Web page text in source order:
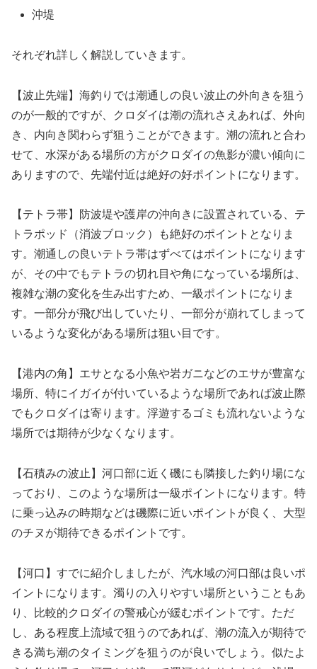
沖堤
それぞれ詳しく解説していきます。
【波止先端】海釣りでは潮通しの良い波止の外向きを狙う
のが一般的ですが、クロダイは潮の流れさえあれば、外向
き、内向き関わらず狙うことができます。潮の流れと合わ
せて、水深がある場所の方がクロダイの魚影が濃い傾向に
ありますので、先端付近は絶好の好ポイントになります。
【テトラ帯】防波堤や護岸の沖向きに設置されている、テ
トラポッド（消波ブロック）も絶好のポイントとなりま
す。潮通しの良いテトラ帯はずべてはポイントになります
が、その中でもテトラの切れ目や角になっている場所は、
複雑な潮の変化を生み出すため、一級ポイントになりま
す。一部分が飛び出していたり、一部分が崩れてしまって
いるような変化がある場所は狙い目です。
【港内の角】エサとなる小魚や岩ガニなどのエサが豊富な
場所、特にイガイが付いているような場所であれば波止際
でもクロダイは寄ります。浮遊するゴミも流れないような
場所では期待が少なくなります。
【石積みの波止】河口部に近く磯にも隣接した釣り場にな
っており、このような場所は一級ポイントになります。特
に乗っ込みの時期などは磯際に近いポイントが良く、大型
のチヌが期待できるポイントです。
【河口】すでに紹介しましたが、汽水域の河口部は良いポ
イントになります。濁りの入りやすい場所ということもあ
り、比較的クロダイの警戒心が緩むポイントです。ただ
し、ある程度上流域で狙うのであれば、潮の流入が期待で
きる満ち潮のタイミングを狙うのが良いでしょう。似たよ